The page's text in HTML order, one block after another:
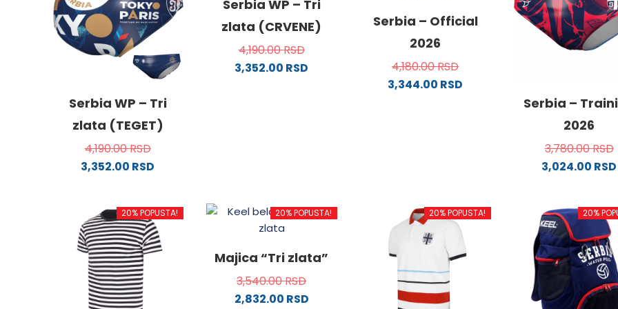
Serbia WP – Tri
zlata (TEGET)
4,190.00RSD
3,352.00 RSD
ima
više
varijanti.
Opcije
mogu
biti
Serbia WP – Tri
zlata (CRVENE)
4,190.00RSD
3,352.00 RSD
izabrane
na
stranici
proizvoda.
Serbia – Official
2026
4,180.00RSD
3,344.00 RSD
biti
izabrane
stranici
proizvoda.
Serbia –
2026
3,780.00RSD
3,024.00 RSD
ima
više
varijanti.
Opcije
mogu
biti
20% POPUSTA! 20% POPUSTA!
Majica “Tri zlata”
3,540.00RSD
2,832.00 RSD
20% POPUSTA! 20%